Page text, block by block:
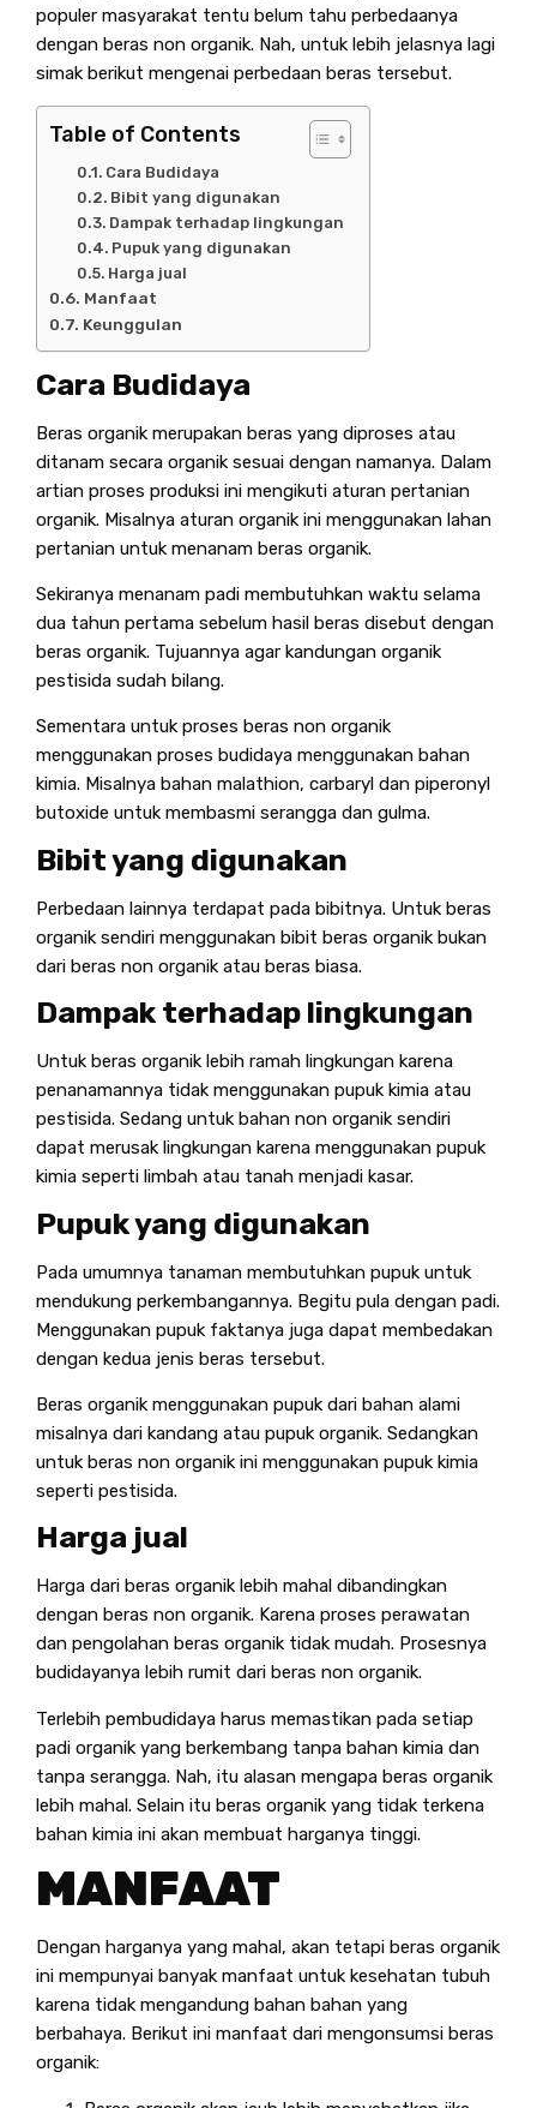
populer masyarakat tentu belum tahu perbedaanya
dengan beras non organik. Nah, untuk lebih jelasnya lagi
simak berikut mengenai perbedaan beras tersebut.
Table of Contents
Cara Budidaya
Bibit yang digunakan
Dampak terhadap lingkungan
Pupuk yang digunakan
Harga jual
Manfaat
Keunggulan
Cara Budidaya
Beras organik merupakan beras yang diproses atau
ditanam secara organik sesuai dengan namanya. Dalam
artian proses produksi ini mengikuti aturan pertanian
organik. Misalnya aturan organik ini menggunakan lahan
pertanian untuk menanam beras organik.
Sekiranya menanam padi membutuhkan waktu selama
dua tahun pertama sebelum hasil beras disebut dengan
beras organik. Tujuannya agar kandungan organik
pestisida sudah bilang.
Sementara untuk proses beras non organik
menggunakan proses budidaya menggunakan bahan
kimia. Misalnya bahan malathion, carbaryl dan piperonyl
butoxide untuk membasmi serangga dan gulma.
Bibit yang digunakan
Perbedaan lainnya terdapat pada bibitnya. Untuk beras
organik sendiri menggunakan bibit beras organik bukan
dari beras non organik atau beras biasa.
Dampak terhadap lingkungan
Untuk beras organik lebih ramah lingkungan karena
penanamannya tidak menggunakan pupuk kimia atau
pestisida. Sedang untuk bahan non organik sendiri
dapat merusak lingkungan karena menggunakan pupuk
kimia seperti limbah atau tanah menjadi kasar.
Pupuk yang digunakan
Pada umumnya tanaman membutuhkan pupuk untuk
mendukung perkembangannya. Begitu pula dengan padi.
Menggunakan pupuk faktanya juga dapat membedakan
dengan kedua jenis beras tersebut.
Beras organik menggunakan pupuk dari bahan alami
misalnya dari kandang atau pupuk organik. Sedangkan
untuk beras non organik ini menggunakan pupuk kimia
seperti pestisida.
Harga jual
Harga dari beras organik lebih mahal dibandingkan
dengan beras non organik. Karena proses perawatan
dan pengolahan beras organik tidak mudah. Prosesnya
budidayanya lebih rumit dari beras non organik.
Terlebih pembudidaya harus memastikan pada setiap
padi organik yang berkembang tanpa bahan kimia dan
tanpa serangga. Nah, itu alasan mengapa beras organik
lebih mahal. Selain itu beras organik yang tidak terkena
bahan kimia ini akan membuat harganya tinggi.
MANFAAT
Dengan harganya yang mahal, akan tetapi beras organik
ini mempunyai banyak manfaat untuk kesehatan tubuh
karena tidak mengandung bahan bahan yang
berbahaya. Berikut ini manfaat dari mengonsumsi beras
organik: